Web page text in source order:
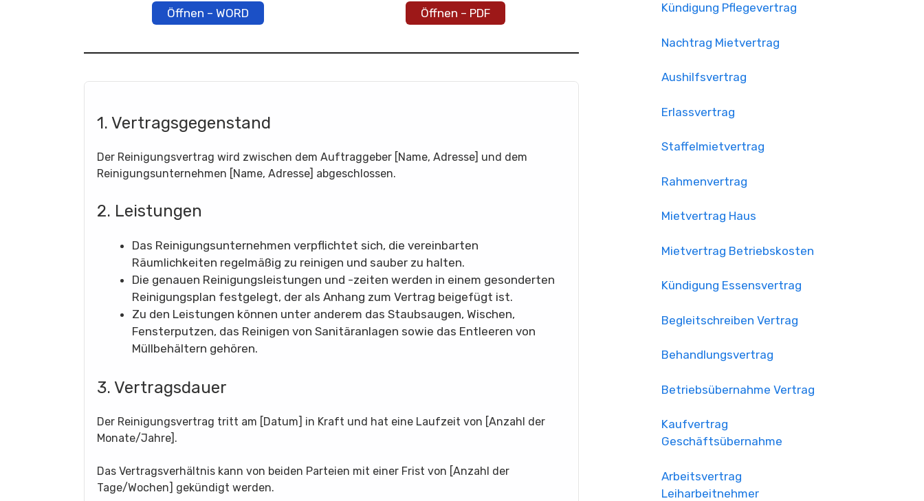
Öffnen – WORD Öffnen – PDF
1. Vertragsgegenstand
Der Reinigungsvertrag wird zwischen dem Auftraggeber [Name, Adresse] und dem
Reinigungsunternehmen [Name, Adresse] abgeschlossen.
2. Leistungen
Das Reinigungsunternehmen verpflichtet sich, die vereinbarten
Räumlichkeiten regelmäßig zu reinigen und sauber zu halten.
Die genauen Reinigungsleistungen und -zeiten werden in einem gesonderten
Reinigungsplan festgelegt, der als Anhang zum Vertrag beigefügt ist.
Zu den Leistungen können unter anderem das Staubsaugen, Wischen,
Fensterputzen, das Reinigen von Sanitäranlagen sowie das Entleeren von
Müllbehältern gehören.
3. Vertragsdauer
Der Reinigungsvertrag tritt am [Datum] in Kraft und hat eine Laufzeit von [Anzahl der
Monate/Jahre].
Das Vertragsverhältnis kann von beiden Parteien mit einer Frist von [Anzahl der
Tage/Wochen] gekündigt werden.
Kündigung Pflegevertrag
Nachtrag Mietvertrag
Aushilfsvertrag
Erlassvertrag
Staffelmietvertrag
Rahmenvertrag
Mietvertrag Haus
Mietvertrag Betriebskosten
Kündigung Essensvertrag
Begleitschreiben Vertrag
Behandlungsvertrag
Betriebsübernahme Vertrag
Kaufvertrag
Geschäftsübernahme
Arbeitsvertrag
Leiharbeitnehmer